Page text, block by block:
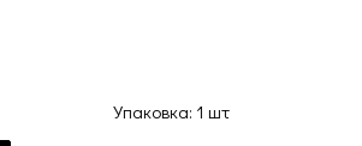
Упаковка: 1 шт